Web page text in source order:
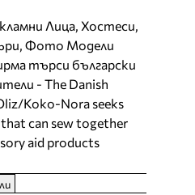
Лица, Хостеси,
Фото Модели
търси български
- The Danish
Koko-Nora seeks
can sew together
aid products